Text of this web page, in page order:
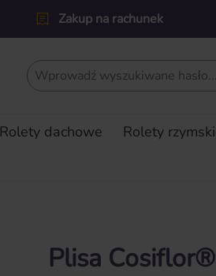
Zakup na rachunek
Rolety dachowe Rolety
Plisa